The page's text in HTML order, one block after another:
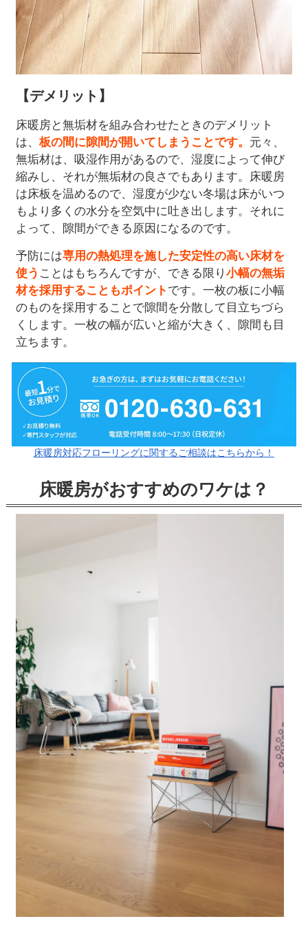
【デメリット】
床暖房と無垢材を組み合わせたときのデメリット
は、板の間に隙間が開いてしまうことです。 元々、
無垢材は、吸湿作用があるので、湿度によって伸び
縮みし、それが無垢材の良さでもあります。床暖房
は床板を温めるので、湿度が少ない冬場は床がいつ
もより多くの水分を空気中に吐き出します。それに
よって、隙間ができる原因になるのです。
予防には専用の熱処理を施した安定性の高い床材を
使う ことはもちろんですが、できる限り小幅の無垢
材を採用することもポイントです。一枚の板に小幅
のものを採用することで隙間を分散して目立ちづら
くします。一枚の幅が広いと縮が大きく、隙間も目
立ちます。
床暖房対応フローリングに関するご相談はこちらから！
床暖房がおすすめのワケは？